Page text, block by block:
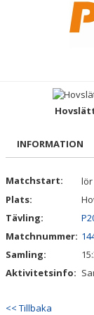
BILDGALLERI
DOKUMENT
INFORMATION
Matchstart:
lör
Plats:
Tävling:
Matchnummer:
Samling:
Aktivitetsinfo:
<< Tillbaka